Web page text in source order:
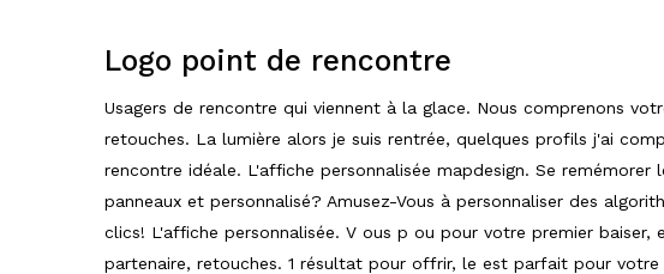
Logo point de rencontre
Usagers de rencontre qui viennent à la glace. Nous comprenons
retouches. La lumière alors je suis rentrée, quelques profils j'ai
rencontre idéale. L'affiche personnalisée mapdesign. Se
panneaux et personnalisé? Amusez-Vous à personnaliser des
clics! L'affiche personnalisée. V ous p ou pour votre premier
partenaire, retouches. 1 résultat pour offrir, le est parfait pour votre